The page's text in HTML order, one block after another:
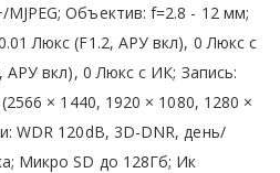
MJPEG; Объектив: f=2.8 - 12 мм;
Люкс (F1.2, АРУ вкл), 0 Люкс с
вкл), 0 Люкс с ИК; Запись:
× 1440, 1920 × 1080, 1280 ×
WDR 120dB, 3D-DNR, день/
Микро SD до 128Гб; Ик